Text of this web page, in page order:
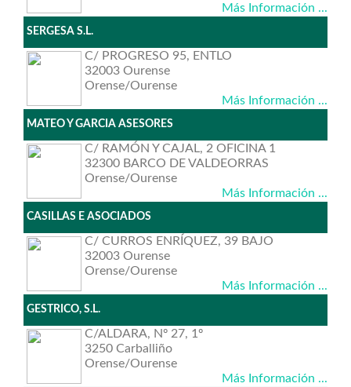
Más Información ...
SERGESA S.L.
C/ PROGRESO 95, ENTLO
32003 Ourense
Orense/Ourense
Más Información ...
MATEO Y GARCIA ASESORES
C/ RAMÓN Y CAJAL, 2 OFICINA 1
32300 BARCO DE VALDEORRAS
Orense/Ourense
Más Información ...
CASILLAS E ASOCIADOS
C/ CURROS ENRÍQUEZ, 39 BAJO
32003 Ourense
Orense/Ourense
Más Información ...
GESTRICO, S.L.
C/ALDARA, Nº 27, 1º
3250 Carballiño
Orense/Ourense
Más Información ...